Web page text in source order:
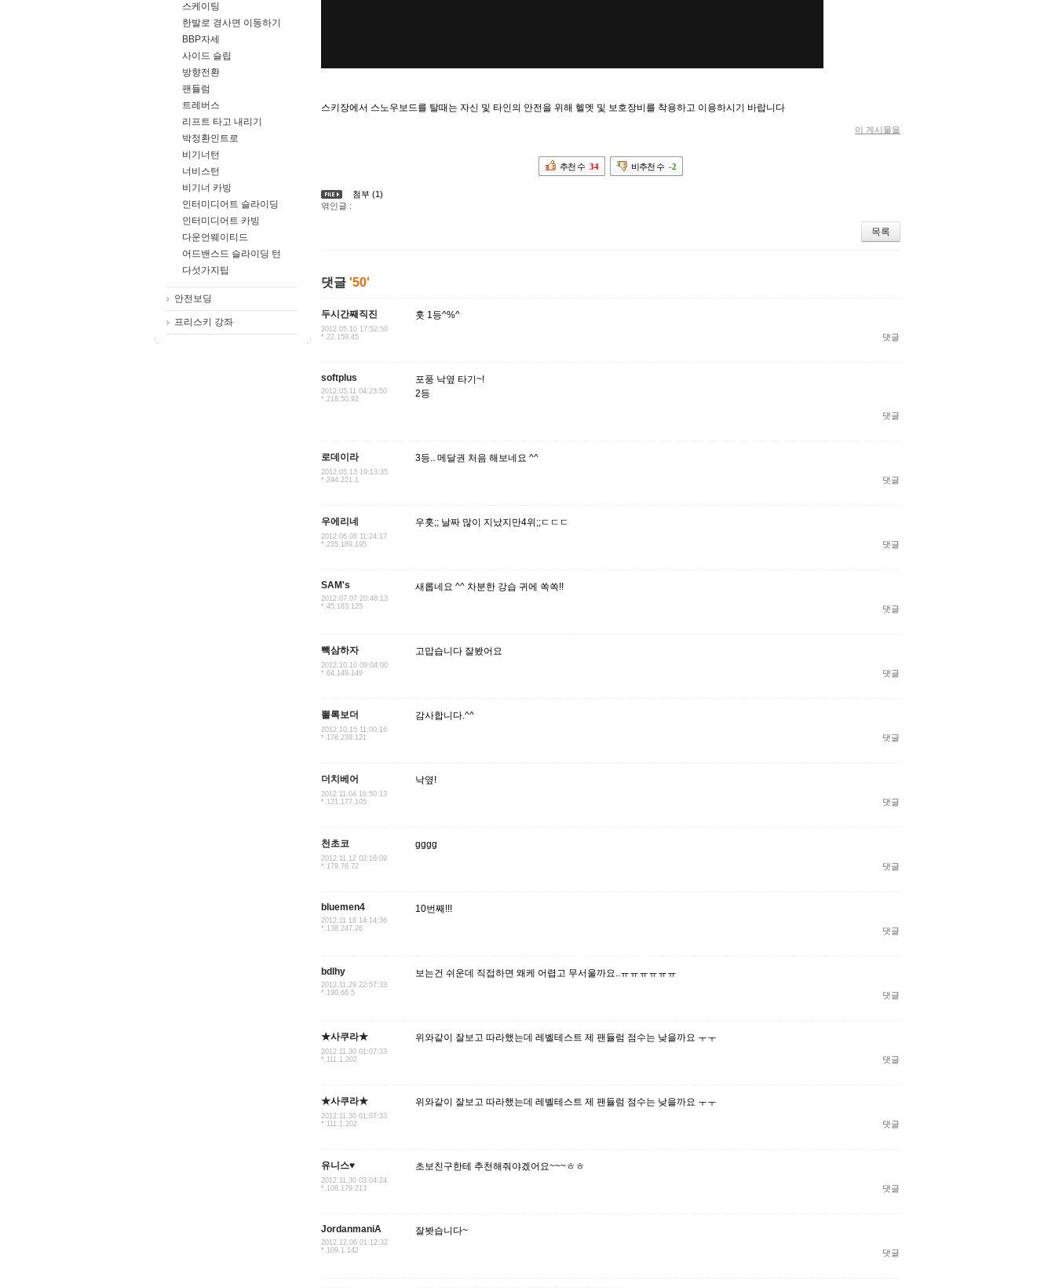
스케이팅
한발로 경사면 이동하기
BBP자세
사이드 슬립
방향전환
팬듈럼
트레버스
리프트 타고 내리기
박정환인트로
비기너턴
너비스턴
비기너 카빙
인터미디어트 슬라이딩
인터미디어트 카빙
다운언웨이티드
어드밴스드 슬라이딩 턴
다섯가지팁
안전보딩
프리스키 강좌
스키장에서 스노우보드를 탈때는 자신 및 타인의 안전을 위해 헬멧 및 보호장비를 착용하고 이용하시기 바랍니다
이 게시물을
추천 수 34 비추천 수 -2
첨부 (1)
엮인글 :
목록
댓글 '50'
두시간째직진
2012.05.10 17:52:50
*.22.159.45
훗 1등^%^
댓글
softplus
2012.05.11 04:23:50
*.218.50.92
포풍 낙옆 타기~!
2등
댓글
로데이라
2012.05.13 19:13:35
*.244.221.1
3등.. 메달권 처음 해보네요 ^^
댓글
우에리네
2012.06.08 11:24:17
*.235.169.195
우훗;; 날짜 많이 지났지만4위;;ㄷㄷㄷ
댓글
SAM's
2012.07.07 20:48:13
*.45.183.125
새롭네요 ^^ 차분한 강습 귀에 쏙쏙!!
댓글
빽삼하자
2012.10.10 09:04:00
*.64.149.149
고맙습니다 잘봤어요
댓글
뽈록보더
2012.10.15 11:00:16
*.176.239.121
감사합니다.^^
댓글
더치베어
2012.11.04 16:50:13
*.121.177.105
낙옆!
댓글
천초코
2012.11.12 02:16:09
*.179.76.72
gggg
댓글
bluemen4
2012.11.18 14:14:36
*.138.247.26
10번째!!!
댓글
bdlhy
2012.11.29 22:57:33
*.190.66.5
보는건 쉬운데 직접하면 왜케 어렵고 무서울까요..ㅠㅠㅠㅠㅠㅠ
댓글
★사쿠라★
2012.11.30 01:07:33
*.111.1.202
위와같이 잘보고 따라했는데 레벨테스트 제 팬듈럼 점수는 낮을까요 ㅜㅜ
댓글
★사쿠라★
2012.11.30 01:07:33
*.111.1.202
위와같이 잘보고 따라했는데 레벨테스트 제 팬듈럼 점수는 낮을까요 ㅜㅜ
댓글
유니스♥
2012.11.30 03:04:24
*.108.179.213
초보친구한테 추천해줘야겠어요~~~ㅎㅎ
댓글
JordanmaniA
2012.12.06 01:12:32
*.109.1.142
잘봣습니다~
댓글